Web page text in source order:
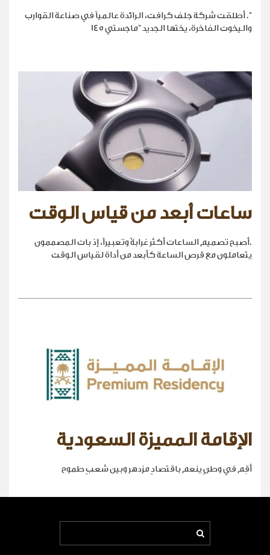
". أطلقت شركة جلف كرافت، الرائدة عالمياً في صناعة القوارب
واليخوت الفاخرة، يختها الجديد "ماجستي 145
ساعات أبعد من قياس الوقت
.أصبح تصميم الساعات أكثر غرابةً وتعبيراً، إذ بات المصممون
يتعاملون مع قرص الساعة كأبعد من أداة لقياس الوقت
الإقامة المميزة السعودية
أقِم في وطنٍ ينعم باقتصادٍ مزدهر وبين شعبٍ طموح